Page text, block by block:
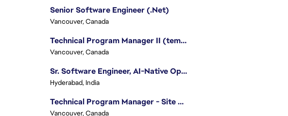
Senior Software Engineer (.Net)
Vancouver, Canada
Technical Program Manager II (temporary)
Vancouver, Canada
Sr. Software Engineer, AI-Native Operations Platform
Hyderabad, India
Technical Program Manager - Site Reliability Engineering (SRE)
Vancouver, Canada